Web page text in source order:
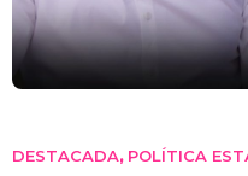
DESTACADA, POLÍTICA